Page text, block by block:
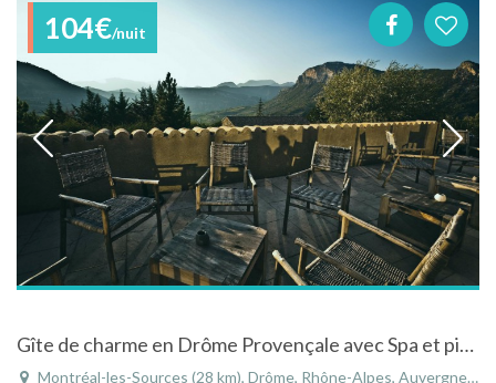
104€/nuit
Gîte de charme en Drôme Provençale avec Spa et piscine extérieure
Montréal-les-Sources (28 km), Drôme, Rhône-Alpes, Auvergne-Rhône-Alpes, France